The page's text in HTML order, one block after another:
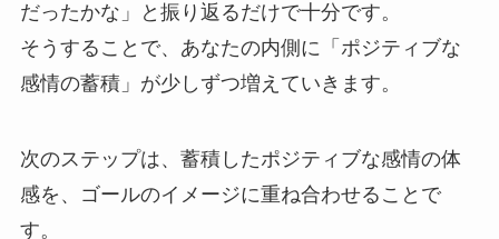
だったかな」と振り返るだけで十分です。
そうすることで、あなたの内側に「ポジティブな
感情の蓄積」が少しずつ増えていきます。
次のステップは、蓄積したポジティブな感情の体
感を、ゴールのイメージに重ね合わせることで
す。